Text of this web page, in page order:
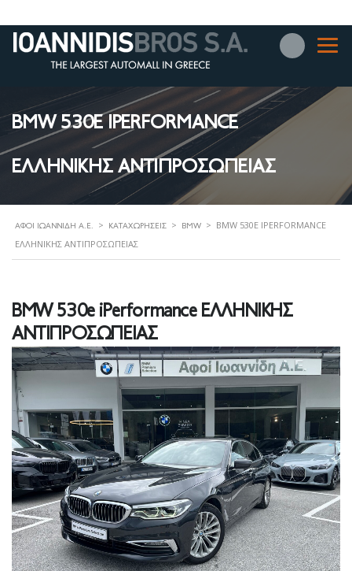
BMW 530E IPERFORMANCE
ΕΛΛΗΝΙΚΗΣ ΑΝΤΙΠΡΟΣΩΠΕΙΑΣ
ΑΦΟΊ ΙΩΑΝΝΊΔΗ Α.Ε. > ΚΑΤΑΧΩΡΉΣΕΙΣ > BMW > BMW 530E IPERFORMANCE
ΕΛΛΗΝΙΚΗΣ ΑΝΤΙΠΡΟΣΩΠΕΙΑΣ
BMW 530e iPerformance ΕΛΛΗΝΙΚΗΣ
ΑΝΤΙΠΡΟΣΩΠΕΙΑΣ